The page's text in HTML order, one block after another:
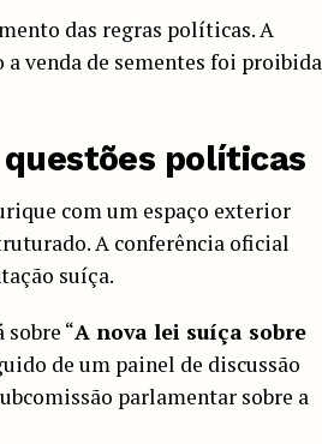
das regras políticas. A
a venda de sementes foi proibida
políticas
com um espaço exterior
A conferência oficial
suíça.
“A nova lei suíça sobre
de um painel de discussão
parlamentar sobre a